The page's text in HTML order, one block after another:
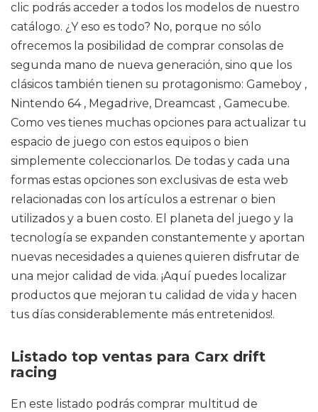
clic podrás acceder a todos los modelos de nuestro
catálogo. ¿Y eso es todo? No, porque no sólo
ofrecemos la posibilidad de comprar consolas de
segunda mano de nueva generación, sino que los
clásicos también tienen su protagonismo: Gameboy ,
Nintendo 64 , Megadrive, Dreamcast , Gamecube.
Como ves tienes muchas opciones para actualizar tu
espacio de juego con estos equipos o bien
simplemente coleccionarlos. De todas y cada una
formas estas opciones son exclusivas de esta web
relacionadas con los artículos a estrenar o bien
utilizados y a buen costo. El planeta del juego y la
tecnología se expanden constantemente y aportan
nuevas necesidades a quienes quieren disfrutar de
una mejor calidad de vida. ¡Aquí puedes localizar
productos que mejoran tu calidad de vida y hacen
tus días considerablemente más entretenidos!.
Listado top ventas para Carx drift
racing
En este listado podrás comprar multitud de